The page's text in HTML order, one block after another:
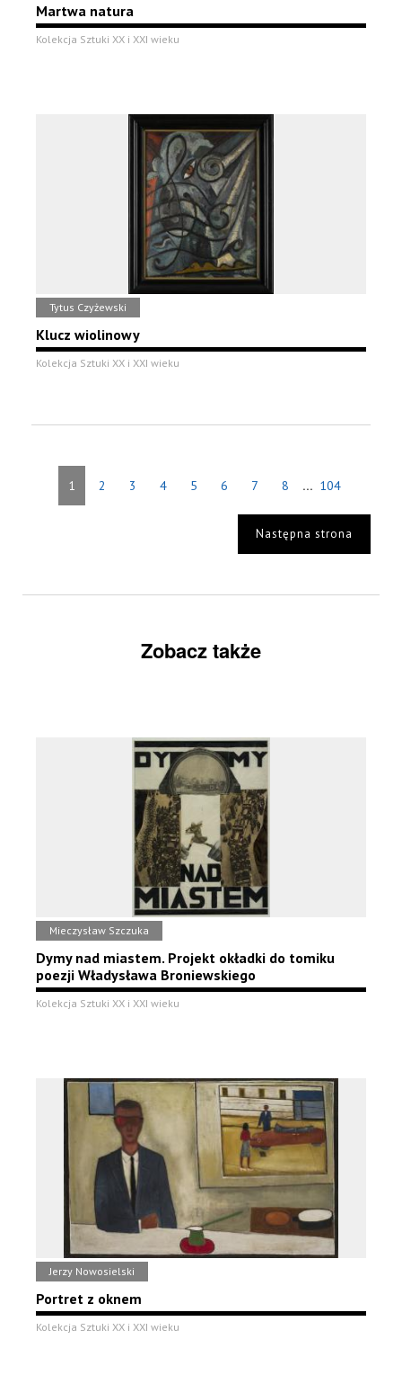
Martwa natura
Kolekcja Sztuki XX i XXI wieku
Tytus Czyżewski
Klucz wiolinowy
Kolekcja Sztuki XX i XXI wieku
1 2 3 4 5 6 7 8 ... 104
Następna strona
Zobacz także
Mieczysław Szczuka
Dymy nad miastem. Projekt okładki do tomiku
poezji Władysława Broniewskiego
Kolekcja Sztuki XX i XXI wieku
Jerzy Nowosielski
Portret z oknem
Kolekcja Sztuki XX i XXI wieku